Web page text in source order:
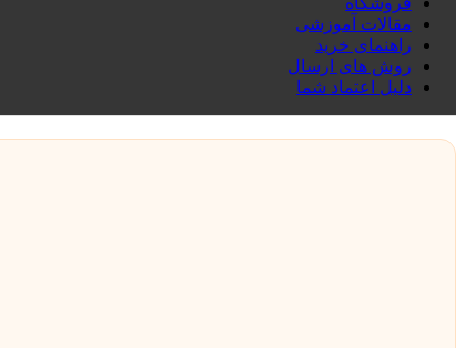
مقالات آموزشی
راهنمای خرید
روش های ارسال
دلیل اعتماد شما